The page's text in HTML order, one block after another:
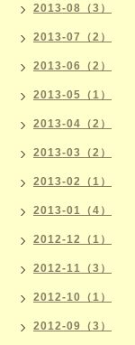
2013-08（3）
2013-07（2）
2013-06（2）
2013-05（1）
2013-04（2）
2013-03（2）
2013-02（1）
2013-01（4）
2012-12（1）
2012-11（3）
2012-10（1）
2012-09（3）